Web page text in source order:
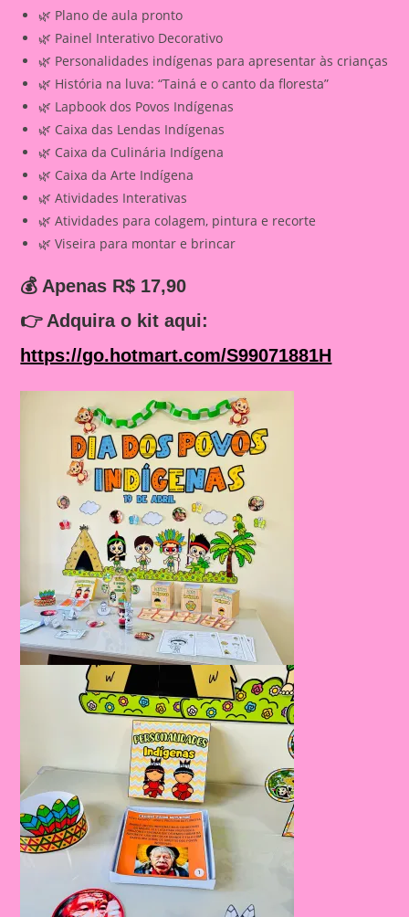
🌿 Plano de aula pronto
🌿 Painel Interativo Decorativo
🌿 Personalidades indígenas para apresentar às crianças
🌿 História na luva: “Tainá e o canto da floresta”
🌿 Lapbook dos Povos Indígenas
🌿 Caixa das Lendas Indígenas
🌿 Caixa da Culinária Indígena
🌿 Caixa da Arte Indígena
🌿 Atividades Interativas
🌿 Atividades para colagem, pintura e recorte
🌿 Viseira para montar e brincar
💰 Apenas R$ 17,90
👉 Adquira o kit aqui:
https://go.hotmart.com/S99071881H